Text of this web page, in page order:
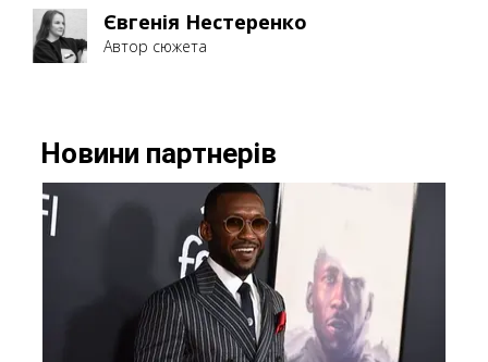
Євгенія Нестеренко
Автор сюжета